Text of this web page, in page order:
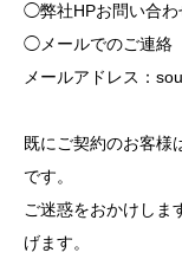
◯弊社HPお問い合わ
◯メールでのご連絡
メールアドレス：
既にご契約のお客様
です。
ご迷惑をおかけしま
げます。